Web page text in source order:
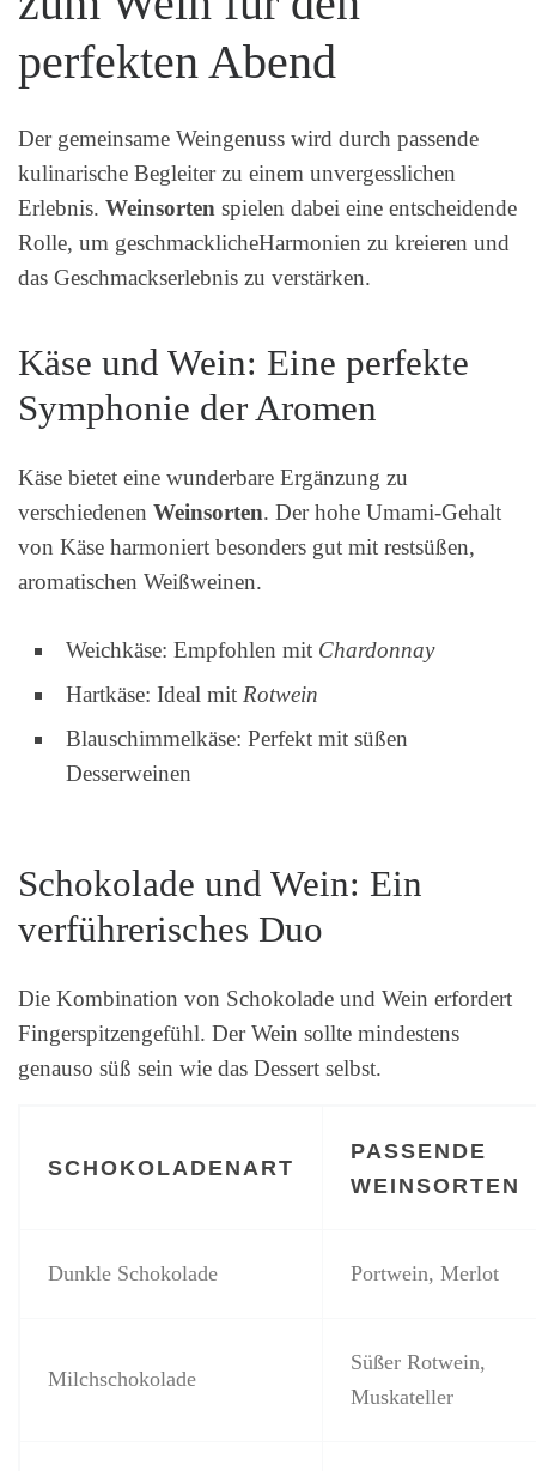
perfekten Abend
Der gemeinsame Weingenuss wird durch passende
kulinarische Begleiter zu einem unvergesslichen
Erlebnis. Weinsorten spielen dabei eine entscheidende
Rolle, um geschmacklicheHarmonien zu kreieren und
das Geschmackserlebnis zu verstärken.
Käse und Wein: Eine perfekte
Symphonie der Aromen
Käse bietet eine wunderbare Ergänzung zu
verschiedenen Weinsorten. Der hohe Umami-Gehalt
von Käse harmoniert besonders gut mit restsüßen,
aromatischen Weißweinen.
Weichkäse: Empfohlen mit Chardonnay
Hartkäse: Ideal mit Rotwein
Blauschimmelkäse: Perfekt mit süßen
Desserweinen
Schokolade und Wein: Ein
verführerisches Duo
Die Kombination von Schokolade und Wein erfordert
Fingerspitzengefühl. Der Wein sollte mindestens
genauso süß sein wie das Dessert selbst.
SCHOKOLADENART
PASSENDE
WEINSORTEN
Dunkle Schokolade Portwein, Merlot
Milchschokolade
Süßer Rotwein,
Muskateller